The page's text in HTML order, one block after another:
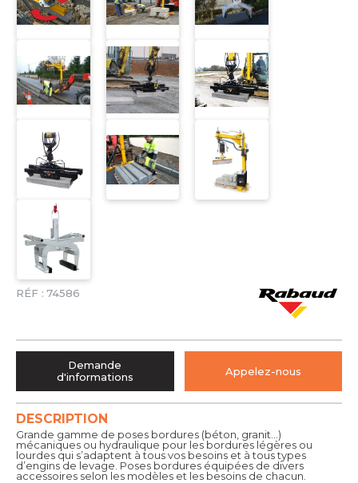
RÉF : 74586
DESCRIPTION
Grande gamme de poses bordures (béton, granit...)
mécaniques ou hydraulique pour les bordures légères ou
lourdes qui s’adaptent à tous vos besoins et à tous types
d’engins de levage. Poses bordures équipées de divers
accessoires selon les modèles et les besoins de chacun.
Demande
d'informations
Appelez-nous